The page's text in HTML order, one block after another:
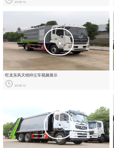
23-05-12
旺龙东风天锦抑尘车视频展示
23-05-12